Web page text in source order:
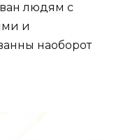
людям с
и
наоборот